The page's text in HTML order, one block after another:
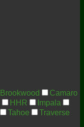
Brookwood
Camaro
HHR
Impala
Tahoe
Traverse